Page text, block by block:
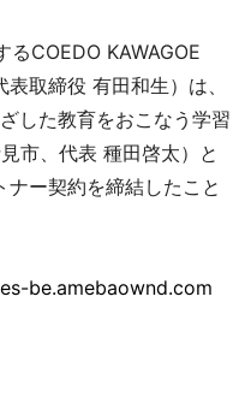
るCOEDO KAWAGOE
取締役 有田和生）は、
した教育をおこなう学習
市、代表 種田啓太）と
ー契約を締結したこと
be.amebaownd.com